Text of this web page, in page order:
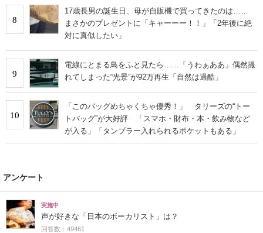
8
17歳長男の誕生日、母が自販機で買ってきたのは……
まさかのプレゼントに「キャーーー！！」「2年後に絶
対に真似したい」
9
電線にとまる鳥をふと見たら……「うわぁああ」偶然撮
れてしまった“光景”が92万再生「自然は過酷」
10
「このバッグめちゃくちゃ優秀！」 タリーズの“トー
トバッグ”が大好評 「スマホ・財布・本・飲み物など
が入る」「タンブラー入れられるポケットもある」
アンケート
実施中
声が好きな「日本のボーカリスト」は？
回答数：49461